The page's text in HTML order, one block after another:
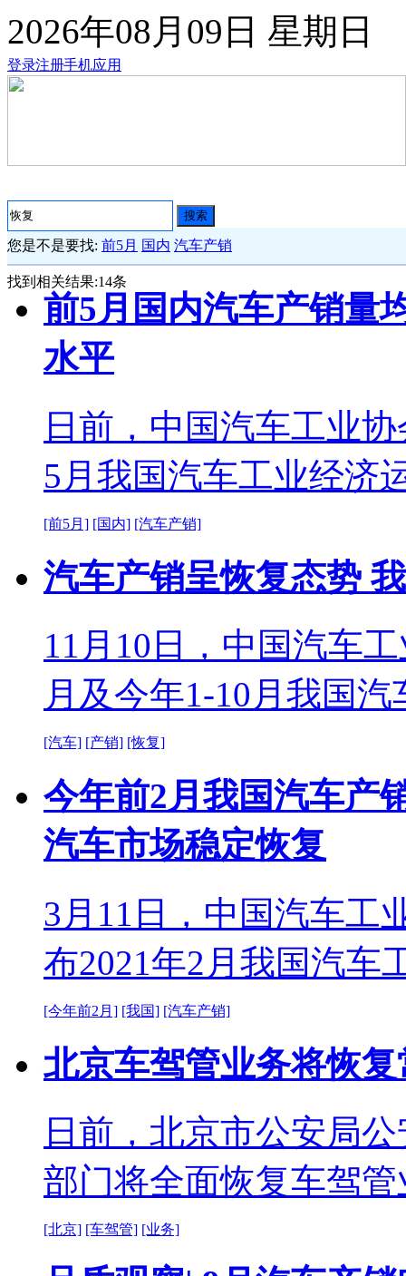
2026年08月09日 星期日
登录注册手机应用
搜索
您是不是要找: 前5月 国内 汽车产销
找到相关结果:14条
前5月国内汽车产销量
水平
日前，中国汽车工业
5月我国汽车工业经济
[前5月] [国内] [汽车产销]
汽车产销呈恢复态势
11月10日，中国汽车
月及今年1-10月我国
[汽车] [产销] [恢复]
今年前2月我国汽车产
汽车市场稳定恢复
3月11日，中国汽车工
布2021年2月我国汽车
[今年前2月] [我国] [汽车产销]
北京车驾管业务将恢
日前，北京市公安局
部门将全面恢复车驾
[北京] [车驾管] [业务]